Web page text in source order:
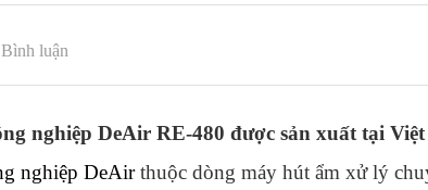
Bình luận
nghiệp DeAir RE-480 được sản xuất tại
nghiệp DeAirthuộc dòng máy hút ẩm xử lý